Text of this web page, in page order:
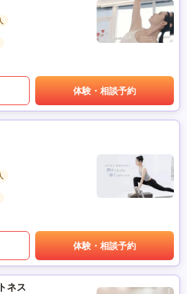
体験・相談予約
体験・相談予約
ネス